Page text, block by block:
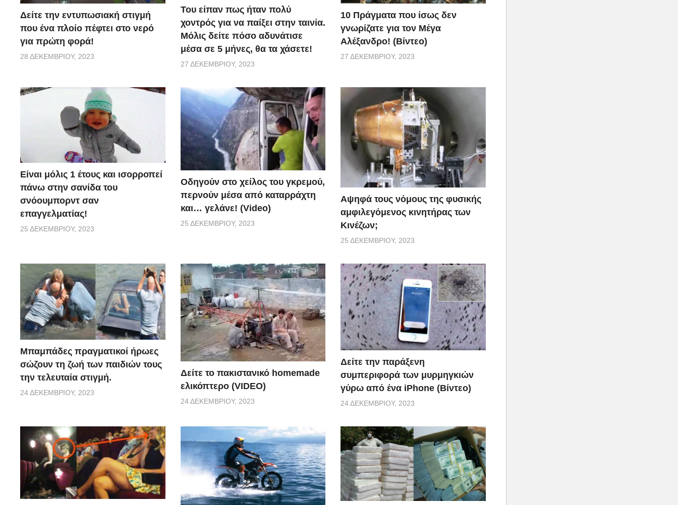
Δείτε την εντυπωσιακή στιγμή
που ένα πλοίο πέφτει στο νερό
για πρώτη φορά!
28 ΔΕΚΕΜΒΡΊΟΥ, 2023
Του είπαν πως ήταν πολύ
χοντρός για να παίξει στην ταινία.
Μόλις δείτε πόσο αδυνάτισε
μέσα σε 5 μήνες, θα τα χάσετε!
27 ΔΕΚΕΜΒΡΊΟΥ, 2023
10 Πράγματα που ίσως δεν
γνωρίζατε για τον Μέγα
Αλέξανδρο! (Βίντεο)
27 ΔΕΚΕΜΒΡΊΟΥ, 2023
Είναι μόλις 1 έτους και ισορροπεί
πάνω στην σανίδα του
σνόουμπορντ σαν
επαγγελματίας!
25 ΔΕΚΕΜΒΡΊΟΥ, 2023
Οδηγούν στο χείλος του γκρεμού,
περνούν μέσα από καταρράχτη
και… γελάνε! (Video)
25 ΔΕΚΕΜΒΡΊΟΥ, 2023
Αψηφά τους νόμους της φυσικής
αμφιλεγόμενος κινητήρας των
Κινέζων;
25 ΔΕΚΕΜΒΡΊΟΥ, 2023
Μπαμπάδες πραγματικοί ήρωες
σώζουν τη ζωή των παιδιών τους
την τελευταία στιγμή.
24 ΔΕΚΕΜΒΡΊΟΥ, 2023
Δείτε το πακιστανικό homemade
ελικόπτερο (VIDEO)
24 ΔΕΚΕΜΒΡΊΟΥ, 2023
Δείτε την παράξενη
συμπεριφορά των μυρμηγκιών
γύρω από ένα iPhone (Βίντεο)
24 ΔΕΚΕΜΒΡΊΟΥ, 2023